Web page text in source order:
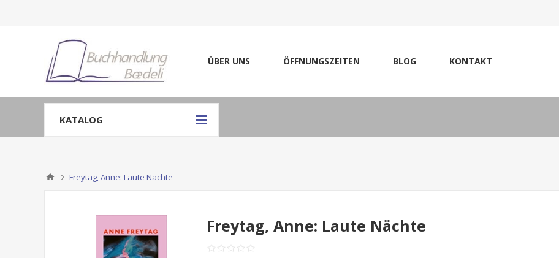
ÜBER UNS ÖFFNUNGSZEITEN BLOG KONTAKT
KATALOG
Freytag, Anne: Laute Nächte
Freytag, Anne: Laute Nächte